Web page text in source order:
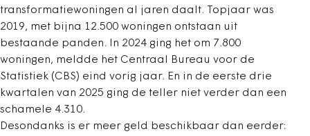
transformatiewoningen al jaren daalt. Topjaar was
2019, met bijna 12.500 woningen ontstaan uit
bestaande panden. In 2024 ging het om 7.800
woningen, meldde het Centraal Bureau voor de
Statistiek (CBS) eind vorig jaar. En in de eerste drie
kwartalen van 2025 ging de teller niet verder dan een
schamele 4.310.
Desondanks is er meer geld beschikbaar dan eerder: